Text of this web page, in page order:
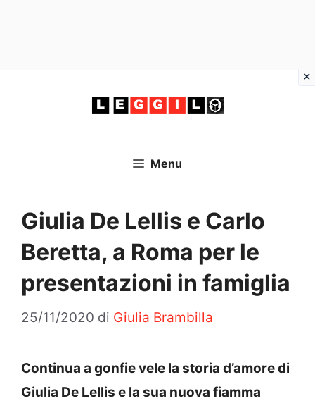
Menu
Giulia De Lellis e Carlo
Beretta, a Roma per le
presentazioni in famiglia
25/11/2020 di Giulia Brambilla
Continua a gonfie vele la storia d’amore di
Giulia De Lellis e la sua nuova fiamma